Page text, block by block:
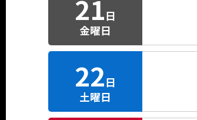
21日
金曜日
22日
土曜日